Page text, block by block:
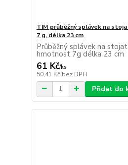
TIM průběžný splávek na
7 g, délka 23 cm
Průběžný splávek na
hmotnost 7g délka 23 cm
61 Kč/ks
50,41 Kč bez DPH
Přidat do